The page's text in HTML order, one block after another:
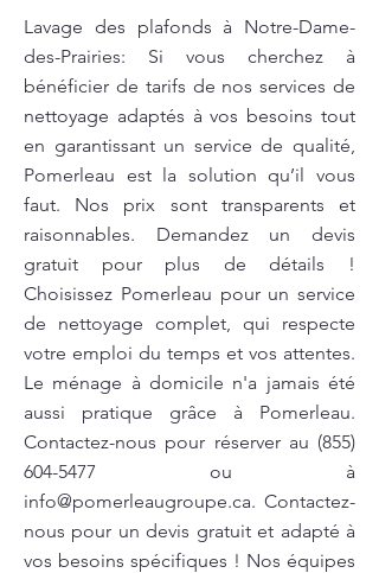
Lavage des plafonds à Notre-Dame-
des-Prairies: Si vous cherchez à
bénéficier de tarifs de nos services de
nettoyage adaptés à vos besoins tout
en garantissant un service de qualité,
Pomerleau est la solution qu’il vous
faut. Nos prix sont transparents et
raisonnables. Demandez un devis
gratuit pour plus de détails !
Choisissez Pomerleau pour un service
de nettoyage complet, qui respecte
votre emploi du temps et vos attentes.
Le ménage à domicile n'a jamais été
aussi pratique grâce à Pomerleau.
Contactez-nous pour réserver au (855)
604-5477 ou à
info@pomerleaugroupe.ca. Contactez-
nous pour un devis gratuit et adapté à
vos besoins spécifiques ! Nos équipes